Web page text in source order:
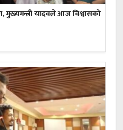
मुख्यमन्त्री यादवले आज विश्वासको